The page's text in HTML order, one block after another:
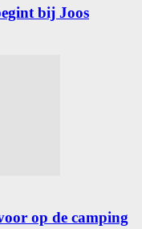
bij Joos
op de camping